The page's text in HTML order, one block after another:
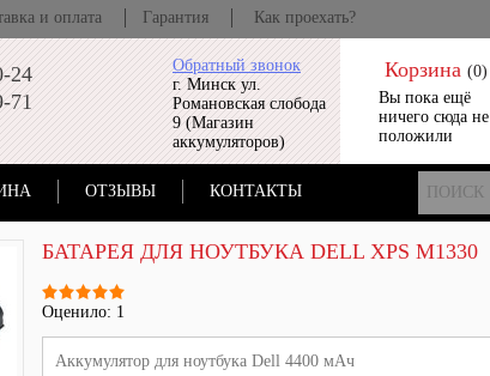
и оплата Гарантия Как проехать?
Обратный звонок
г. Минск ул.
Романовская слобода
9 (Магазин
аккумуляторов)
Корзина (0)
Вы пока ещё
ничего сюда не
положили
24
71
ОТЗЫВЫ КОНТАКТЫ
БАТАРЕЯ ДЛЯ НОУТБУКА DELL XPS M1330
Оценило: 1
Аккумулятор для ноутбука Dell 4400 мАч